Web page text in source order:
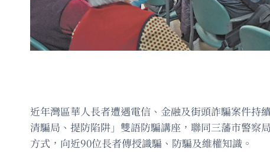
近年灣區華人長者遭遇電信、金融及街頭詐騙案件持
清騙局、提防陷阱」雙語防騙講座，聯同三藩市警察
方式，向近90位長者傳授識騙、防騙及維權知識。